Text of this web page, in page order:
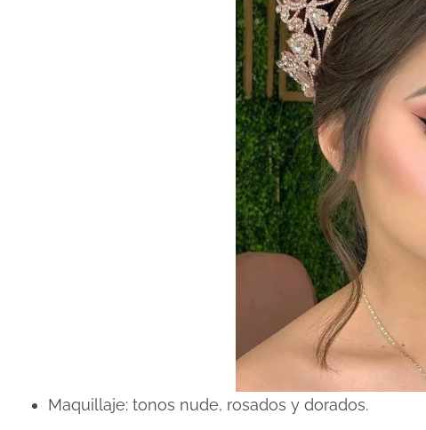
Maquillaje: tonos nude, rosados y dorados.